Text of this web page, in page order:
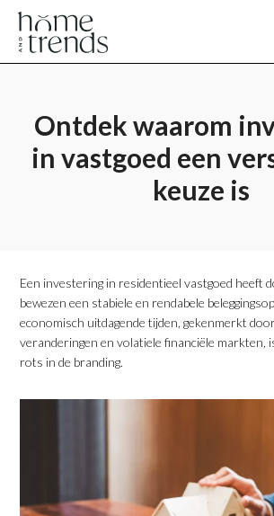
Ontdek waarom
in vastgoed een
keuze is
Een investering in residentieel vastgoed heeft
bewezen een stabiele en rendabele
economisch uitdagende tijden, gekenmerkt
veranderingen en volatiele financiële markten,
rots in de branding.